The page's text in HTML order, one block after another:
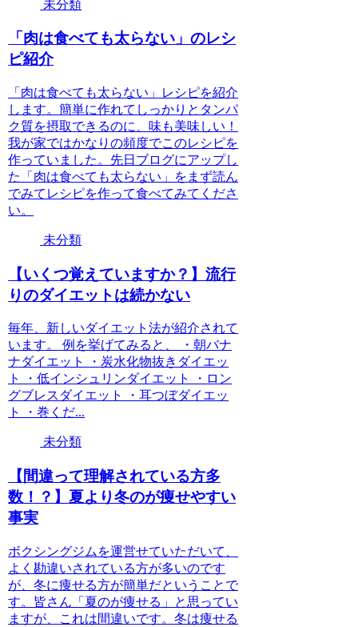
未分類
「肉は食べても太らない」のレシ
ピ紹介
「肉は食べても太らない」レシピを紹介
します。簡単に作れてしっかりとタンパ
ク質を摂取できるのに、味も美味しい！
我が家ではかなりの頻度でこのレシピを
作っていました。先日ブログにアップし
た「肉は食べても太らない」をまず読ん
でみてレシピを作って食べてみてくださ
い。
未分類
【いくつ覚えていますか？】流行
りのダイエットは続かない
毎年、新しいダイエット法が紹介されて
います。 例を挙げてみると、 ・朝バナ
ナダイエット ・炭水化物抜きダイエッ
ト ・低インシュリンダイエット ・ロン
グブレスダイエット ・耳つぼダイエッ
ト ・巻くだ...
未分類
【間違って理解されている方多
数！？】夏より冬のが痩せやすい
事実
ボクシングジムを運営せていただいて、
よく勘違いされている方が多いのです
が、冬に痩せる方が簡単だということで
す。皆さん「夏のが痩せる」と思ってい
ますが、これは間違いです。冬は痩せる